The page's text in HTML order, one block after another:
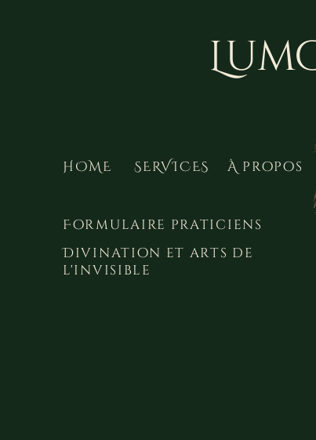
HOME SERVICES À propos
Formulaire praticiens
Divination et arts de
l'invisible